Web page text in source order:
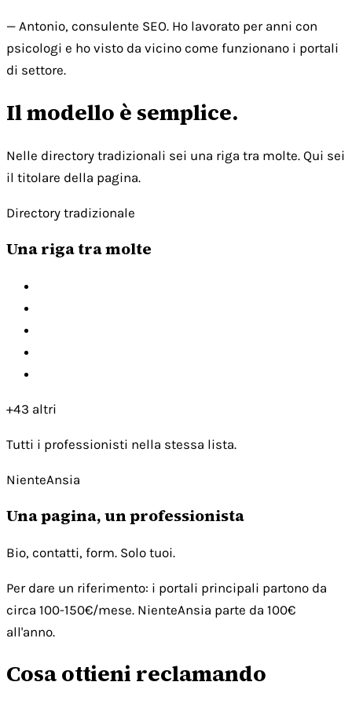
— Antonio, consulente SEO. Ho lavorato per anni con
psicologi e ho visto da vicino come funzionano i portali
di settore.
Il modello è semplice.
Nelle directory tradizionali sei una riga tra molte. Qui sei
il titolare della pagina.
Directory tradizionale
Una riga tra molte
+43 altri
Tutti i professionisti nella stessa lista.
NienteAnsia
Una pagina, un professionista
Bio, contatti, form. Solo tuoi.
Per dare un riferimento: i portali principali partono da
circa 100-150€/mese. NienteAnsia parte da 100€
all'anno.
Cosa ottieni reclamando